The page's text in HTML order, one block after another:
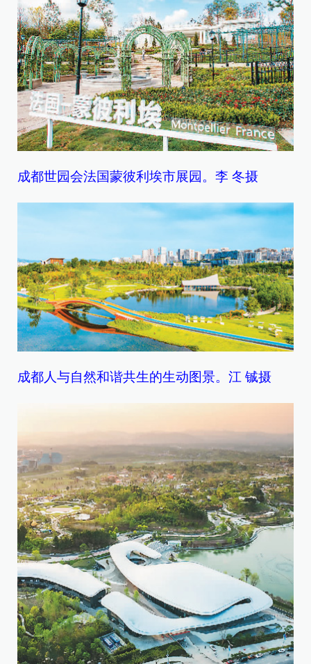
成都世园会法国蒙彼利埃市展园。李 冬摄
成都人与自然和谐共生的生动图景。江 铖摄